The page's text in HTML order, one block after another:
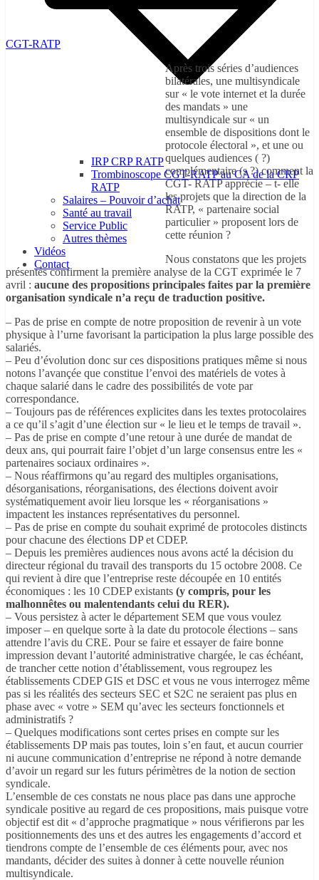
IRP CRP RATP
Trombinoscope CGT-RATP au CA de la CRP
RATP
Salaires – Pouvoir d’achat
Santé au travail
Service Public
Autres thèmes
Vidéos
Contact
CGT-RATP
Après trois séries d’audiences
bilatérales, une multisyndicale
sur « le vote internet et la durée
des mandats » une
multisyndicale sur « un
ensemble de dispositions dont le
protocole électoral », et une ou
quelques audiences ( ?)
complémentaire (s ?) comment la
CGT- RATP apprécie – t- elle
les projets que la direction de la
RATP, « partenaire social
particulier » proposent lors de
cette réunion ?
Nous constatons que les projets
présentés confirment la première analyse de la CGT exprimée le 7
avril : aucune des propositions principales faites par la première
organisation syndicale n’a reçu de traduction positive.
– Pas de prise en compte de notre proposition de revenir à un vote
physique à l’urne favorisant la participation la plus large possible des
salariés.
– Peu d’évolution donc sur ces dispositions pratiques même si nous
notons l’avançée que constitue l’envoi des matériels de votes à
chaque salarié dans le cadre des possibilités de vote par
correspondance.
– Toujours pas de références explicites dans les textes protocolaires
a ce qu’il s’agit d’une élection sur « le lieu et le temps de travail ».
– Pas de prise en compte d’une retour à une durée de mandat de
deux ans, qui pourrait faire l’objet d’un large consensus entre les «
partenaires sociaux ordinaires ».
– Nous réaffirmons qu’au regard des multiples organisations,
désorganisations, réorganisations, des élections doivent avoir
systématiquement avoir lieu lorsque les « réorganisations »
impactent les instances représentatives du personnel.
– Pas de prise en compte du souhait exprimé de protocoles distincts
pour chacune des élections DP et CDEP.
– Depuis les premières audiences nous avons acté la décision du
directeur régional du travail des transports du 15 octobre 2008. Ce
qui revient à dire que l’entreprise reste découpée en 10 entités
économiques : les 10 CDEP existants (y compris, pour les
malhonnêtes ou malentendants celui du RER).
– Vous persistez à acter le département SEM que vous voulez
imposer – en quelque sorte à la date du protocole élections – sans
attendre l’avis du CRE. Pour se faire et essayer de faire bonne
impression devant l’autorité administrative chargée, le cas échéant,
de trancher cette notion d’établissement, vous regroupez les
établissements CDEP GIS et DSC et vous ne vous interrogez même
pas si les réalités des secteurs SEC et S2C ne seraient pas plus en
phase avec « votre » SEM qu’avec les secteurs fonctionnels et
administratifs ?
– Quelques modifications sont certes prises en compte sur les
établissements DP mais pas toutes, loin s’en faut, et aucun courrier
ni aucune communication d’entreprise ne répond à notre demande
d’avoir un regard sur les futurs périmètres de la notion de section
syndicale.
L’ensemble de ces constats ne nous place pas dans une approche
syndicale positive au regard de ces propositions, mais puisque votre
objectif est dit « d’approche pragmatique » nous vérifierons par les
positionnements des uns et des autres les engagements d’accord et
tiendrons compte de l’ensemble de ces éléments pour, avec nos
mandants, décider des suites à donner à cette nouvelle réunion
multisyndicale.